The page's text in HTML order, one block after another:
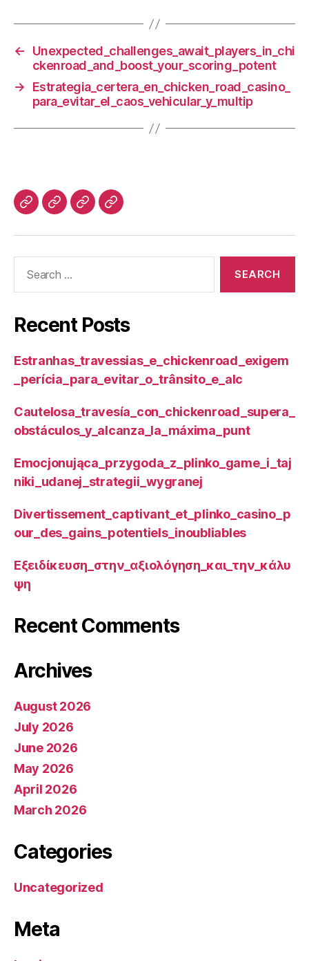
←
Unexpected_challenges_await_players_in_chi
ckenroad_and_boost_your_scoring_potent
→
Estrategia_certera_en_chicken_road_casino_
para_evitar_el_caos_vehicular_y_multip
Recent Posts
Estranhas_travessias_e_chickenroad_exigem
_perícia_para_evitar_o_trânsito_e_alc
Cautelosa_travesía_con_chickenroad_supera_
obstáculos_y_alcanza_la_máxima_punt
Emocjonująca_przygoda_z_plinko_game_i_taj
niki_udanej_strategii_wygranej
Divertissement_captivant_et_plinko_casino_p
our_des_gains_potentiels_inoubliables
Εξειδίκευση_στην_αξιολόγηση_και_την_κάλυ
ψη
Recent Comments
Archives
August 2026
July 2026
June 2026
May 2026
April 2026
March 2026
Categories
Uncategorized
Meta